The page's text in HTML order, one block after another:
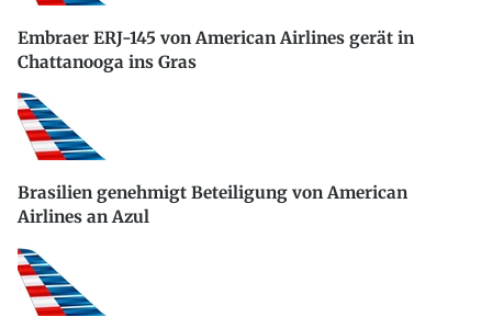
Embraer ERJ-145 von American Airlines gerät in
Chattanooga ins Gras
Brasilien genehmigt Beteiligung von American
Airlines an Azul